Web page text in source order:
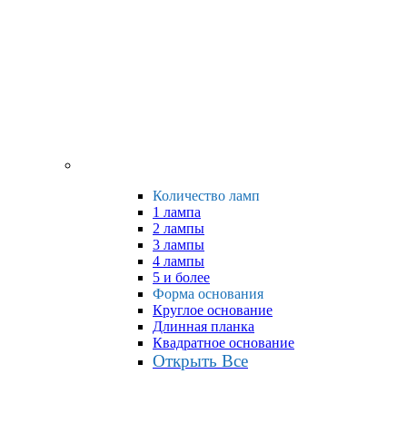
Количество ламп
1 лампа
2 лампы
3 лампы
4 лампы
5 и более
Форма основания
Круглое основание
Длинная планка
Квадратное основание
Открыть Все